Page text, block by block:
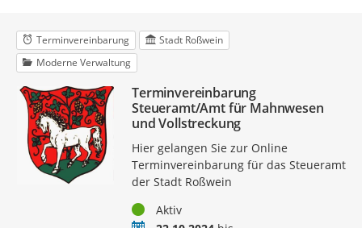
Terminvereinbarung
Stadt Roßwein
Moderne Verwaltung
Terminvereinbarung
Steueramt/Amt für Mahnwesen
und Vollstreckung
Hier gelangen Sie zur Online
Terminvereinbarung für das Steueramt
der Stadt Roßwein
StatusAktiv